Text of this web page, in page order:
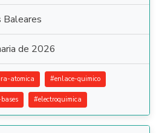
Baleares
de 2026
atomica #enlace-quimico
#electroquimica